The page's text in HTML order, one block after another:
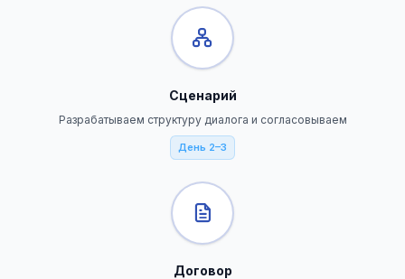
Сценарий
Разрабатываем структуру диалога и согласовываем
День 2–3
Договор